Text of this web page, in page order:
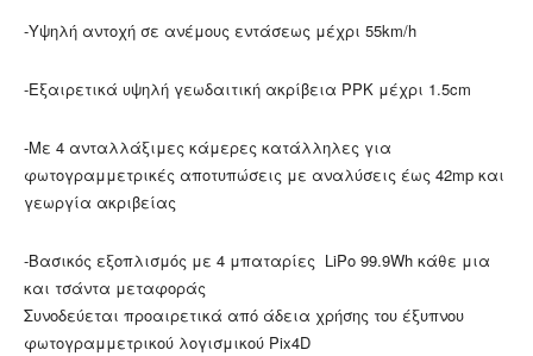
-Υψηλή αντοχή σε ανέμους εντάσεως μέχρι 55km/h
-Εξαιρετικά υψηλή γεωδαιτική ακρίβεια PPK μέχρι 1.5cm
-Με 4 ανταλλάξιμες κάμερες κατάλληλες για
φωτογραμμετρικές αποτυπώσεις με αναλύσεις έως 42mp και
γεωργία ακριβείας
-Βασικός εξοπλισμός με 4 μπαταρίες LiPo 99.9Wh κάθε μια
και τσάντα μεταφοράς
Συνοδεύεται προαιρετικά από άδεια χρήσης του έξυπνου
φωτογραμμετρικού λογισμικού Pix4D